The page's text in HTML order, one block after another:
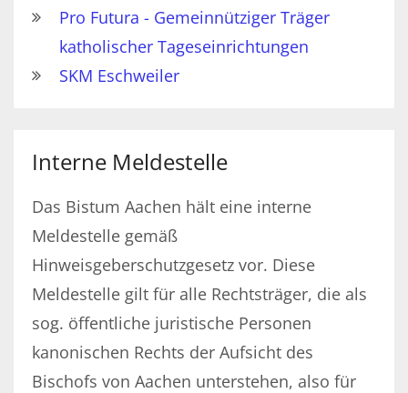
Pro Futura - Gemeinnütziger Träger
katholischer Tageseinrichtungen
SKM Eschweiler
Interne Meldestelle
Das Bistum Aachen hält eine interne
Meldestelle gemäß
Hinweisgeberschutzgesetz vor. Diese
Meldestelle gilt für alle Rechtsträger, die als
sog. öffentliche juristische Personen
kanonischen Rechts der Aufsicht des
Bischofs von Aachen unterstehen, also für